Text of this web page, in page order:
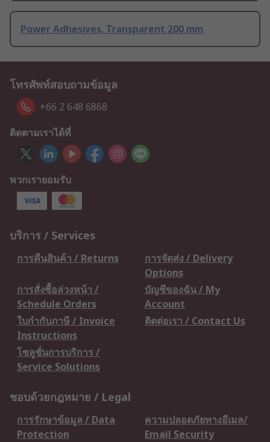
Power Adhesives, Transparent 200 mm
โทรศัพท์สอบถามข้อมูล
+66 2 648 6868
ติดตามเราได้ที่
พวกเรายอมรับ
บริการ / Services
การคืนสินค้า / Returns
การจัดส่ง / Delivery
Options
การสั่งซื้อล่วงหน้า /
Schedule Orders
บัญชีของฉัน / My
Account
ใบกำกับภาษี / Invoice
Instructions
ติดต่อเรา / Contact Us
โซลูชั่นการบริการ /
Service Solutions
ชอบด้วยกฎหมาย / Legal
การรักษาข้อมูล / Data
Protection
ความปลอดภัยทางอีเมล/
Email Security